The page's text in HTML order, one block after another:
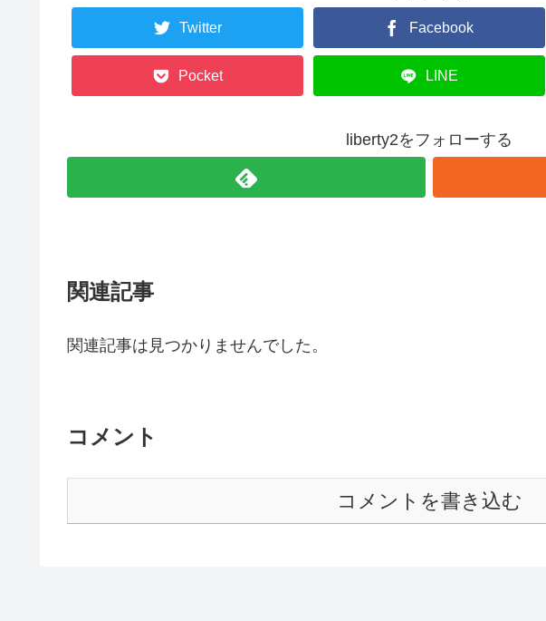
Twitter Facebook
Pocket LINE
liberty2をフォローする
関連記事
関連記事は見つかりませんでした。
コメント
コメントを書き込む